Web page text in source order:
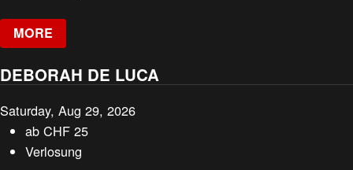
MORE
DEBORAH DE LUCA
Saturday, Aug 29, 2026
abCHF 25
Verlosung